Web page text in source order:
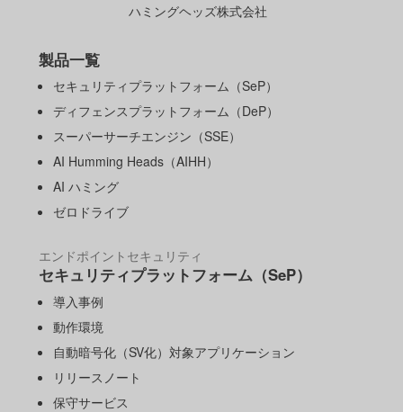
ハミングヘッズ株式会社
製品一覧
セキュリティプラットフォーム（SeP）
ディフェンスプラットフォーム（DeP）
スーパーサーチエンジン（SSE）
AI Humming Heads（AIHH）
AI ハミング
ゼロドライブ
エンドポイントセキュリティ
セキュリティプラットフォーム（SeP）
導入事例
動作環境
自動暗号化（SV化）対象アプリケーション
リリースノート
保守サービス